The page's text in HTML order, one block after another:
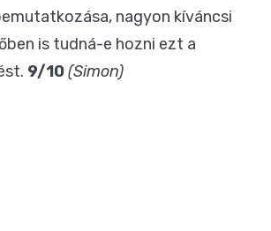
nagyon kíváncsi
is tudná-e hozni ezt a
9/10(Simon)